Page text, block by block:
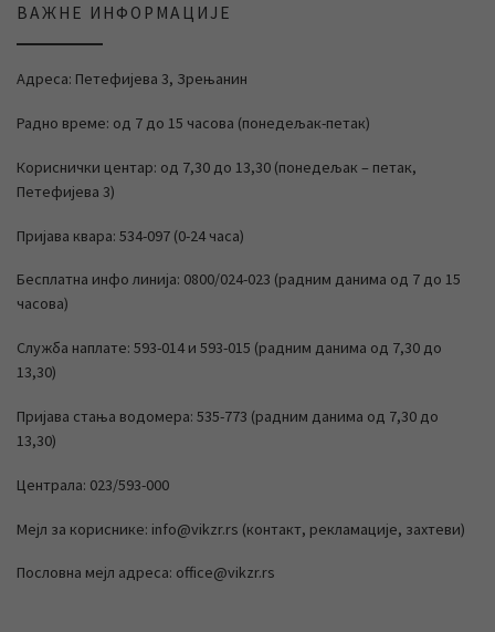
ВАЖНЕ ИНФОРМАЦИЈЕ
Адреса: Петефијева 3, Зрењанин
Радно време: од 7 до 15 часова (понедељак-петак)
Кориснички центар: од 7,30 до 13,30 (понедељак – петак,
Петефијева 3)
Пријава квара: 534-097 (0-24 часа)
Бесплатна инфо линија: 0800/024-023 (радним данима од 7 до 15
часова)
Служба наплате: 593-014 и 593-015 (радним данима од 7,30 до
13,30)
Пријава стања водомера: 535-773 (радним данима од 7,30 до
13,30)
Централа: 023/593-000
Мејл за кориснике: info@vikzr.rs (контакт, рекламације, захтеви)
Пословна мејл адреса: office@vikzr.rs